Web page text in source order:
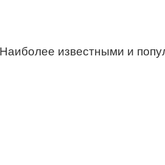
известными и